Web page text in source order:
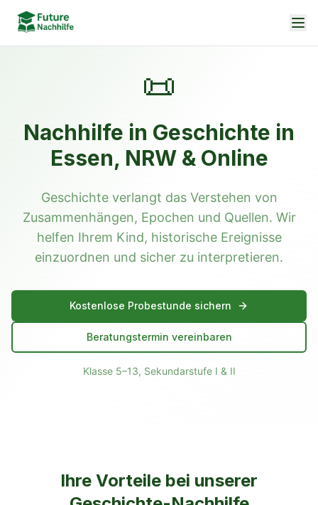
📜
Nachhilfe in Geschichte in
Essen, NRW & Online
Geschichte verlangt das Verstehen von
Zusammenhängen, Epochen und Quellen. Wir
helfen Ihrem Kind, historische Ereignisse
einzuordnen und sicher zu interpretieren.
Kostenlose Probestunde sichern
Beratungstermin vereinbaren
Klasse 5–13, Sekundarstufe I & II
Ihre Vorteile bei unserer